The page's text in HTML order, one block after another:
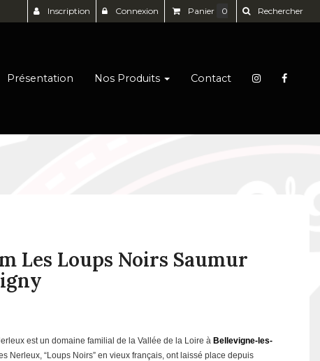
Présentation Nos Produits Contact
Les Loups Noirs Saumur
est un domaine familial de la Vallée de la Loire à Bellevigne-les-
Nerleux, “Loups Noirs” en vieux français, ont laissé place depuis
Inscription Connexion Panier 0 Rechercher